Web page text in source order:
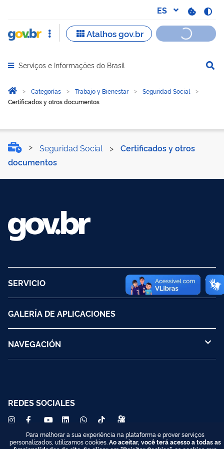
Abrir menu principal de navegação
Serviços e Informações do Brasil
Você está aqui:
InicioCategorías Trabajo y Bienestar
Seguridad Social
Certificados y otros documentos
Certificados y otros
Seguridad Social >
Certificados y otros
documentos
SERVICIO
GALERÍA DE APLICACIONES
NAVEGACIÓN
REDES SOCIALES
Para melhorar a sua experiência na plataforma e prover serviços
personalizados, utilizamos cookies. Ao aceitar, você terá acesso a todas as